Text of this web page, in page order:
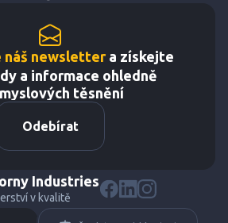
náš newslettera získejte
a informace ohledně
těsnění
Odebírat
Industries
v kvalitě